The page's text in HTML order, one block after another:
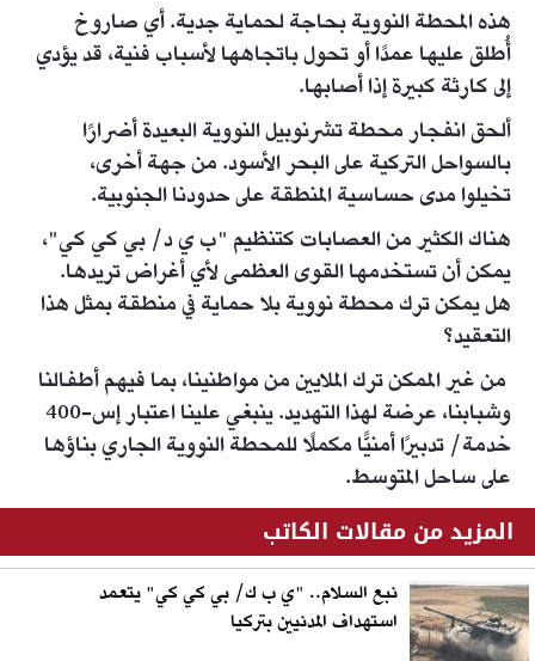
هذه المحطة النووية بحاجة لحماية جدية. أي صاروخ
أُطلق عليها عمدًا أو تحول باتجاهها لأسباب فنية، قد يؤدي
إلى كارثة كبيرة إذا أصابها.
ألحق انفجار محطة تشرنوبيل النووية البعيدة أضرارًا
بالسواحل التركية على البحر الأسود. من جهة أخرى،
تخيلوا مدى حساسية المنطقة على حدودنا الجنوبية.
هناك الكثير من العصابات كتنظيم "ب ي د/ بي كي كي"،
يمكن أن تستخدمها القوى العظمى لأي أغراض تريدها.
هل يمكن ترك محطة نووية بلا حماية في منطقة بمثل هذا
التعقيد؟
من غير الممكن ترك الملايين من مواطنينا، بما فيهم أطفالنا
وشبابنا، عرضة لهذا التهديد. ينبغي علينا اعتبار إس-400
خدمة/ تدبيرًا أمنيًّا مكملًا للمحطة النووية الجاري بناؤها
على ساحل المتوسط.
المزيد من مقالات الكاتب
نبع السلام.. "ي ب ك/ بي كي كي" يتعمد
استهداف المدنيين بتركيا